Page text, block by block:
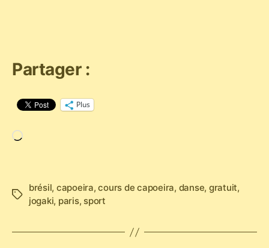
Partager :
Plus
Étiquettes
brésil, capoeira,cours de capoeira, danse, gratuit,
jogaki, paris, sport